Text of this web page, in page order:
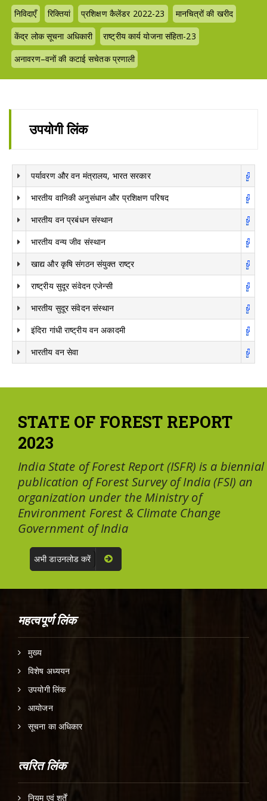
निविदाएँ रिक्तियां प्रशिक्षण कैलेंडर 2022-23
मानचित्रों की खरीद
केंद्र लोक सूचना अधिकारी
राष्ट्रीय कार्य योजना संहिता-23
अनावरण–वनों की कटाई सचेतक प्रणाली
उपयोगी लिंक
पर्यावरण और वन मंत्रालय, भारत सरकार
भारतीय वानिकी अनुसंधान और प्रशिक्षण परिषद
भारतीय वन प्रबंधन संस्थान
भारतीय वन्य जीव संस्थान
खाद्य और कृषि संगठन संयुक्‍त राष्‍ट्र
राष्ट्रीय सुदूर संवेदन एजेन्सी
भारतीय सुदूर संवेदन संस्थान
इंदिरा गांधी राष्ट्रीय वन अकादमी
भारतीय वन सेवा
STATE OF FOREST REPORT
2023
India State of Forest Report (ISFR) is a biennial
publication of Forest Survey of India (FSI) an
organization under the Ministry of
Environment Forest & Climate Change
Government of India
अभी डाउनलोड करें
महत्वपूर्ण लिंक
मुख्य
विशेष अध्ययन
उपयोगी लिंक
आयोजन
सूचना का अधिकार
त्वरित लिंक
नियम एवं शर्तें